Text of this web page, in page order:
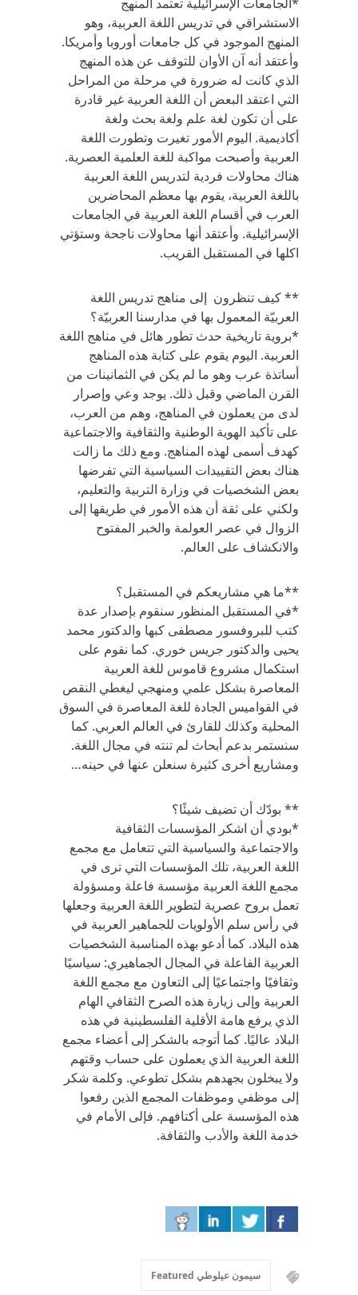
الاستشراقي في تدريس اللغة العربية، وهو
المنهج الموجود في كل جامعات أوروبا وأمريكا.
وأعتقد أنه آن الأوان للتوقف عن هذه المنهج
الذي كانت له ضرورة في مرحلة من المراحل
التي اعتقد البعض أن اللغة العربية غير قادرة
على أن تكون لغة علم ولغة بحث ولغة
أكاديمية. اليوم الأمور تغيرت وتطورت اللغة
العربية وأصبحت مواكبة للغة العلمية العصرية.
هناك محاولات فردية لتدريس اللغة العربية
باللغة العربية، يقوم بها معظم المحاضرين
العرب في أقسام اللغة العربية في الجامعات
الإسرائيلية. وأعتقد أنها محاولات ناجحة وستؤتي
اكلها في المستقبل القريب.
** كيف تنظرون إلى مناهج تدريس اللغة
العربيّة المعمول بها في مدارسنا العربيّة؟
*بروية تاريخية حدث تطور هائل في مناهج اللغة
العربية. اليوم يقوم على كتابة هذه المناهج
أساتذة عرب وهو ما لم يكن في الثمانينات من
القرن الماضي وقبل ذلك. يوجد وعي وإصرار
لدى من يعملون في المناهج، وهم من العرب،
على تأكيد الهوية الوطنية والثقافية والاجتماعية
كهدف أسمى لهذه المناهج. ومع ذلك ما زالت
هناك بعض التقييدات السياسية التي تفرضها
بعض الشخصيات في وزارة التربية والتعليم،
ولكني على ثقة أن هذه الأمور في طريقها إلى
الزوال في عصر العولمة والخبر المفتوح
والانكشاف على العالم.
**ما هي مشاريعكم في المستقبل؟
*في المستقبل المنظور سنقوم بإصدار عدة
كتب للبروفسور مصطفى كبها والدكتور محمد
يحيى والدكتور جريس خوري. كما نقوم على
استكمال مشروع قاموس للغة العربية
المعاصرة بشكل علمي ومنهجي ليغطي النقص
في القواميس الجادة للغة المعاصرة في السوق
المحلية وكذلك للقارئ في العالم العربي. كما
سنستمر بدعم أبحاث لم تنته في مجال اللغة.
ومشاريع أخرى كثيرة سنعلن عنها في حينه…
** بودّك أن تضيف شيئًا؟
*بودي أن اشكر المؤسسات الثقافية
والاجتماعية والسياسية التي تتعامل مع مجمع
اللغة العربية، تلك المؤسسات التي ترى في
مجمع اللغة العربية مؤسسة فاعلة ومسؤولة
تعمل بروح عصرية لتطوير اللغة العربية وجعلها
في رأس سلم الأولويات للجماهير العربية في
هذه البلاد. كما أدعو بهذه المناسبة الشخصيات
العربية الفاعلة في المجال الجماهيري: سياسيًا
وثقافيًا واجتماعيًا إلى التعاون مع مجمع اللغة
العربية وإلى زيارة هذه الصرح الثقافي الهام
الذي يرفع هامة الأقلية الفلسطينية في هذه
البلاد عاليًا. كما أتوجه بالشكر إلى أعضاء مجمع
اللغة العربية الذي يعملون على حساب وقتهم
ولا يبخلون بجهدهم بشكل تطوعي. وكلمة شكر
إلى موظفي وموظفات المجمع الذين رفعوا
هذه المؤسسة على أكتافهم. فإلى الأمام في
خدمة اللغة والأدب والثقافة.
سيمون عيلوطي Featured